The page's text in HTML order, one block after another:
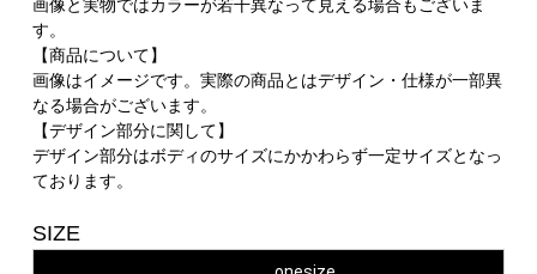
画像と実物ではカラーが若干異なって見える場合もございま
す。
【商品について】
画像はイメージです。実際の商品とはデザイン・仕様が一部異
なる場合がございます。
【デザイン部分に関して】
デザイン部分はボディのサイズにかかわらず一定サイズとなっ
ております。
SIZE